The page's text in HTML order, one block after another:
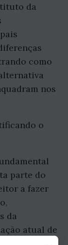
da
como
nos
o
parte do
a fazer
da
atual de